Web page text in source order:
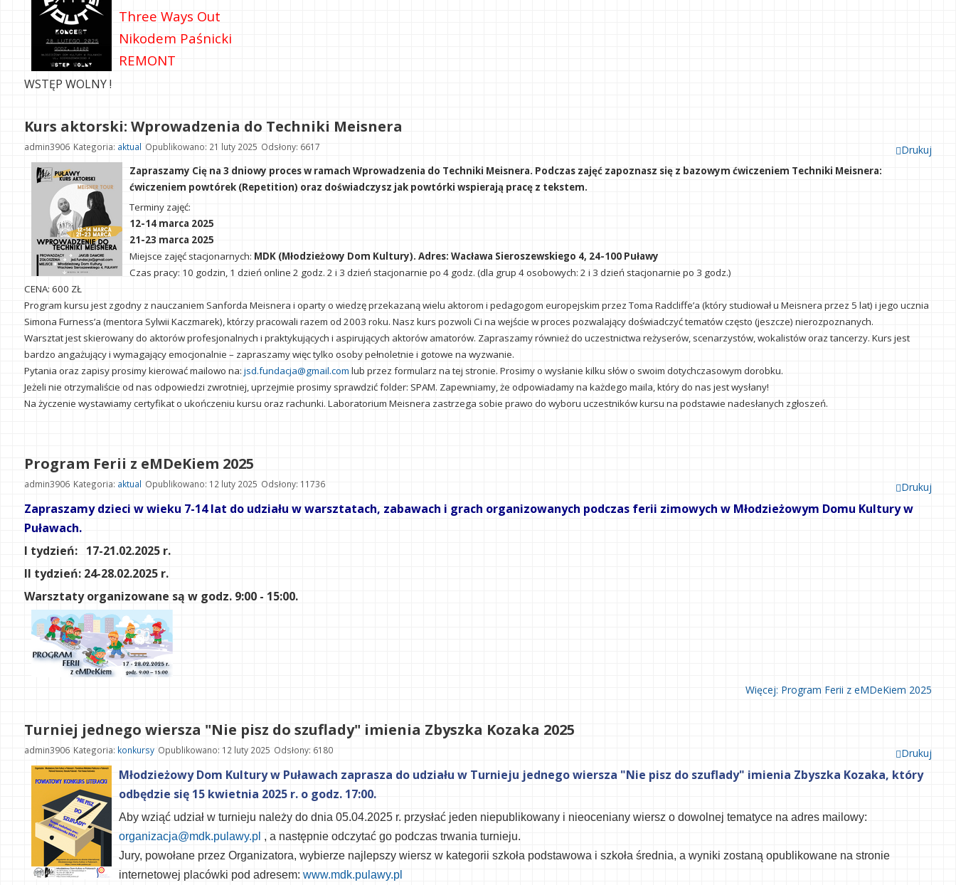
Three Ways Out
Nikodem Paśnicki
REMONT
WSTĘP WOLNY !
Kurs aktorski: Wprowadzenia do Techniki Meisnera
Drukuj
admin3906 Kategoria: aktual Opublikowano: 21 luty 2025 Odsłony: 6617
Zapraszamy Cię na 3 dniowy proces w ramach Wprowadzenia do Techniki Meisnera. Podczas zajęć zapoznasz się z bazowym ćwiczeniem Techniki Meisnera:
ćwiczeniem powtórek (Repetition) oraz doświadczysz jak powtórki wspierają pracę z tekstem.
Terminy zajęć:
12-14 marca 2025
21-23 marca 2025
Miejsce zajęć stacjonarnych: MDK (Młodzieżowy Dom Kultury). Adres: Wacława Sieroszewskiego 4, 24-100 Puławy
Czas pracy: 10 godzin, 1 dzień online 2 godz. 2 i 3 dzień stacjonarnie po 4 godz. (dla grup 4 osobowych: 2 i 3 dzień stacjonarnie po 3 godz.)
CENA: 600 ZŁ
Program kursu jest zgodny z nauczaniem Sanforda Meisnera i oparty o wiedzę przekazaną wielu aktorom i pedagogom europejskim przez Toma Radcliffe’a (który studiował u Meisnera przez 5 lat) i jego ucznia
Simona Furness’a (mentora Sylwii Kaczmarek), którzy pracowali razem od 2003 roku. Nasz kurs pozwoli Ci na wejście w proces pozwalający doświadczyć tematów często (jeszcze) nierozpoznanych.
Warsztat jest skierowany do aktorów profesjonalnych i praktykujących i aspirujących aktorów amatorów. Zapraszamy również do uczestnictwa reżyserów, scenarzystów, wokalistów oraz tancerzy. Kurs jest
bardzo angażujący i wymagający emocjonalnie – zapraszamy więc tylko osoby pełnoletnie i gotowe na wyzwanie.
Pytania oraz zapisy prosimy kierować mailowo na: jsd.fundacja@gmail.com lub przez formularz na tej stronie. Prosimy o wysłanie kilku słów o swoim dotychczasowym dorobku.
Jeżeli nie otrzymaliście od nas odpowiedzi zwrotniej, uprzejmie prosimy sprawdzić folder: SPAM. Zapewniamy, że odpowiadamy na każdego maila, który do nas jest wysłany!
Na życzenie wystawiamy certyfikat o ukończeniu kursu oraz rachunki. Laboratorium Meisnera zastrzega sobie prawo do wyboru uczestników kursu na podstawie nadesłanych zgłoszeń.
Program Ferii z eMDeKiem 2025
Drukuj
admin3906 Kategoria: aktual Opublikowano: 12 luty 2025 Odsłony: 11736
Zapraszamy dzieci w wieku 7-14 lat do udziału w warsztatach, zabawach i grach organizowanych podczas ferii zimowych w Młodzieżowym Domu Kultury w
Puławach.
I tydzień: 17-21.02.2025 r.
II tydzień: 24-28.02.2025 r.
Warsztaty organizowane są w godz. 9:00 - 15:00.
Więcej: Program Ferii z eMDeKiem 2025
Turniej jednego wiersza "Nie pisz do szuflady" imienia Zbyszka Kozaka 2025
Drukuj
admin3906 Kategoria: konkursy Opublikowano: 12 luty 2025 Odsłony: 6180
Młodzieżowy Dom Kultury w Puławach zaprasza do udziału w Turnieju jednego wiersza "Nie pisz do szuflady" imienia Zbyszka Kozaka, który
odbędzie się 15 kwietnia 2025 r. o godz. 17:00.
Aby wziąć udział w turnieju należy do dnia 05.04.2025 r. przysłać jeden niepublikowany i nieoceniany wiersz o dowolnej tematyce na adres mailowy:
organizacja@mdk.pulawy.pl , a następnie odczytać go podczas trwania turnieju.
Jury, powołane przez Organizatora, wybierze najlepszy wiersz w kategorii szkoła podstawowa i szkoła średnia, a wyniki zostaną opublikowane na stronie
internetowej placówki pod adresem: www.mdk.pulawy.pl